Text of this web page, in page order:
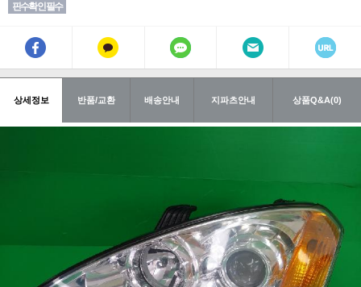
핀수확인 필수
상세정보 반품/교환 배송안내 지파츠안내 상품Q&A(0)